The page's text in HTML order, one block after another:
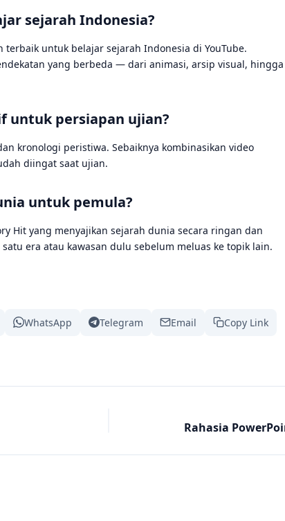
sejarah Indonesia?
terbaik untuk belajar sejarah Indonesia di YouTube.
yang berbeda — dari animasi, arsip visual, hingga
untuk persiapan ujian?
kronologi peristiwa. Sebaiknya kombinasikan video
diingat saat ujian.
untuk pemula?
Hit yang menyajikan sejarah dunia secara ringan dan
era atau kawasan dulu sebelum meluas ke topik lain.
WhatsApp Telegram Email Copy Link
Rahasia